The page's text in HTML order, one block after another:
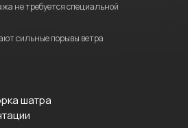
не требуется специальной
сильные порывы ветра
шатра